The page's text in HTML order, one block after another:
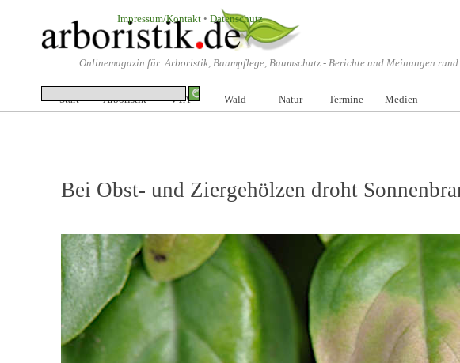
Impressum/Kontakt • Datenschutz
Onlinemagazin für Arboristik, Baumpflege, Baumschutz - Berichte und Meinungen
Menü überspringen
Start Arboristik ▼
VTA ▼
Wald Natur ▼
Termine Medien
Bei Obst- und Ziergehölzen droht